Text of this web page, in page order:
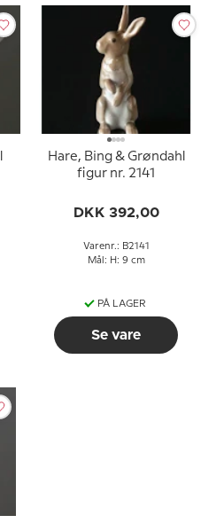
Hare, Bing & Grøndahl
figur nr. 2141
DKK 392,00
Varenr.: B2141
Mål: H: 9 cm
PÅ LAGER
Se vare